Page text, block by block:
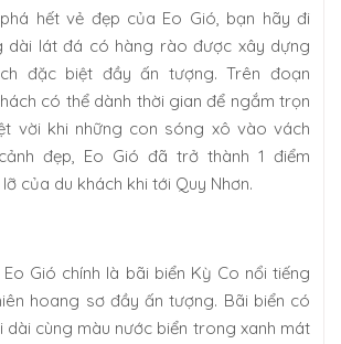
hết vẻ đẹp của Eo Gió, bạn hãy đi
dài lát đá có hàng rào được xây dựng
đặc biệt đầy ấn tượng. Trên đoạn
có thể dành thời gian để ngắm trọn
vời khi những con sóng xô vào vách
đẹp, Eo Gió đã trở thành 1 điểm
của du khách khi tới Quy Nhơn.
Gió chính là bãi biển Kỳ Co nổi tiếng
hoang sơ đầy ấn tượng. Bãi biển có
cùng màu nước biển trong xanh mát